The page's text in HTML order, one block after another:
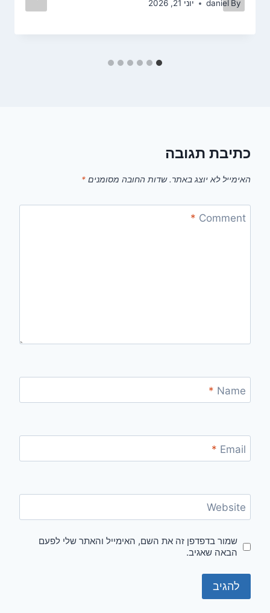
By
daniel יוני 21, 2026
כתיבת תגובה
האימייל לא יוצג באתר. שדות החובה מסומנים *
Comment
*
Name
*
Email
*
Website
שמור בדפדפן זה את השם, האימייל והאתר שלי לפעם
הבאה שאגיב.